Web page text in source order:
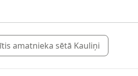
amatnieka sētā Kauliņi